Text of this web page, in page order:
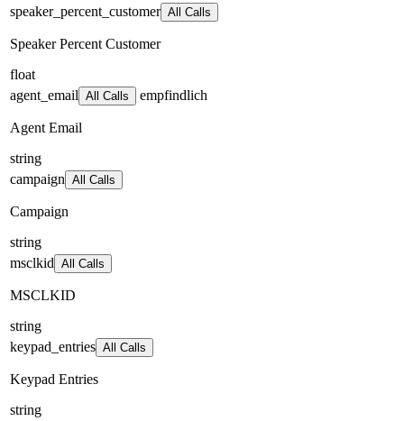
speaker_percent_customer All Calls
Speaker Percent Customer
float
agent_email All Calls empfindlich
Agent Email
string
campaign All Calls
Campaign
string
msclkid All Calls
MSCLKID
string
keypad_entries All Calls
Keypad Entries
string